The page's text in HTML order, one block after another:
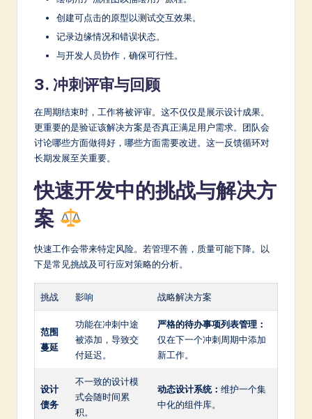
创建可点击的原型以测试交互效果。
记录边缘情况和错误状态。
与开发人员协作，确保可行性。
3. 冲刺评审与回顾
在周期结束时，工作将被评审。这不仅仅是展示设计成果。
更重要的是验证该解决方案是否真正满足用户需求。团队会
讨论哪些方面做得好，哪些方面需要改进。这一反馈循环对
长期发展至关重要。
快速开发中的挑战与解决方
案
快速工作会带来特定风险。若管理不善，质量可能下降。以
下是常见挑战及可行应对策略的分析。
挑战 影响 战略解决方案
范围
蔓延
功能在冲刺中途
被添加，导致交
付延迟。
严格的待办事项列表管理：
仅在下一个冲刺周期中添加
新工作。
设计
债务
不一致的设计模
式会随时间累
积。
动态设计系统： 维护一个集
中化的组件库。